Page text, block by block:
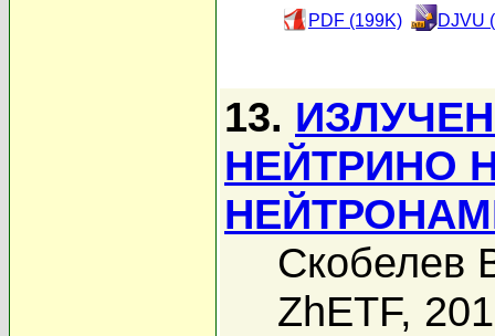
PDF (199K) DJVU
13.
НЕЙТРИНО
Скобелев
ZhETF,